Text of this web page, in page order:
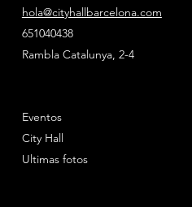
Eventos
City Hall
Ultimas fotos
hola@cityhallbarcelona.com
651040438
Rambla Catalunya, 2-4